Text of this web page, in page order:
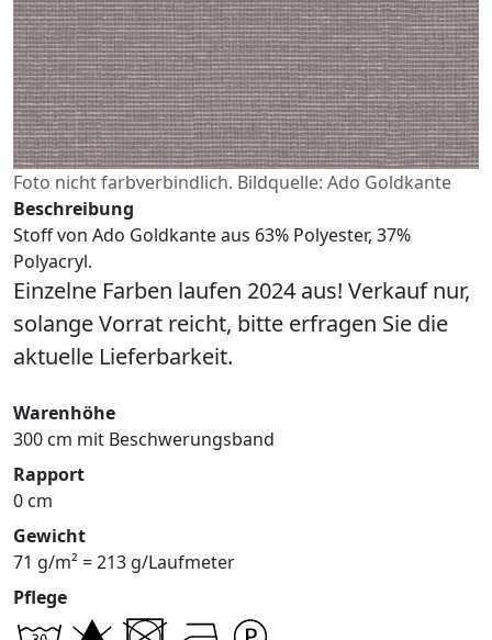
Foto nicht farbverbindlich. Bildquelle: Ado Goldkante
Beschreibung
Stoff von Ado Goldkante aus 63% Polyester, 37%
Polyacryl.
Einzelne Farben laufen 2024 aus! Verkauf nur,
solange Vorrat reicht, bitte erfragen Sie die
aktuelle Lieferbarkeit.
Warenhöhe
300 cm mit Beschwerungsband
Rapport
0 cm
Gewicht
71 g/m² = 213 g/Laufmeter
Pflege